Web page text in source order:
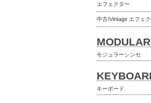
エフェクター
中古/Vintage エフェ
モジュラーシンセ
キーボード